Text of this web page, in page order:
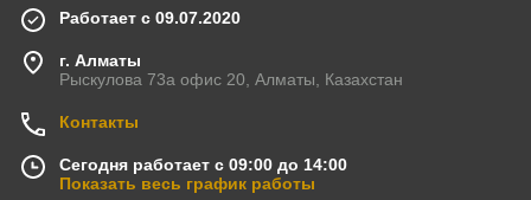
Работает с 09.07.2020
г. Алматы
Рыскулова 73а офис 20, Алматы, Казахстан
Контакты
Сегодня работает с 09:00 до 14:00
Показать весь график работы